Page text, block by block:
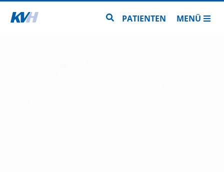
Zur Startseite Zur Seitensuche
PATIENTEN MENÜ